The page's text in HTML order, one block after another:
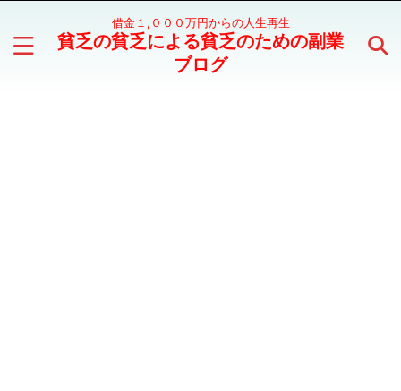
借金１,０００万円からの人生再生
貧乏の貧乏による貧乏のための副業
ブログ